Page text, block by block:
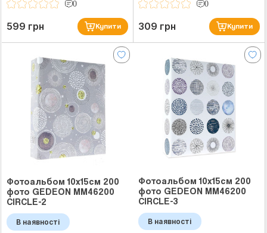
0
599 грн Купити
0
309 грн Купити
Фотоальбом 10x15см 200
фото GEDEON MM46200
CIRCLE-2
В наявності
Фотоальбом 10x15см 200
фото GEDEON MM46200
CIRCLE-3
В наявності